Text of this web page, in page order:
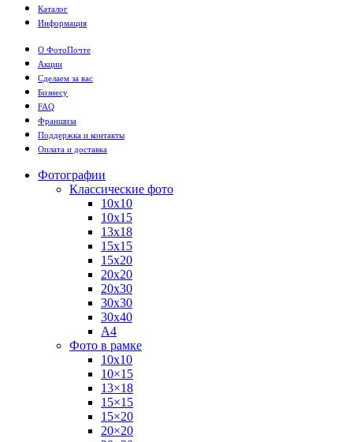
Каталог
Информация
О ФотоПочте
Акции
Сделаем за вас
Бизнесу
FAQ
Франшиза
Поддержка и контакты
Оплата и доставка
Фотографии
Классические фото
10х10
10х15
13х18
15х15
15х20
20х20
20х30
30х30
30х40
А4
Фото в рамке
10х10
10×15
13×18
15×15
15×20
20×20